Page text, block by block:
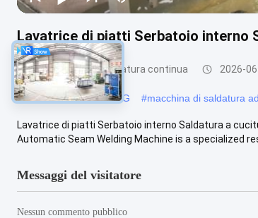
Lavatrice di piatti Serbatoio interno
macchina della saldatura continua 2026-
#Saldatrice di TIG di MIG #macchina di saldatura
Lavatrice di piatti Serbatoio interno Saldatura a
Automatic Seam Welding Machine is a specialized
Messaggi del visitatore
Nessun commento pubblico